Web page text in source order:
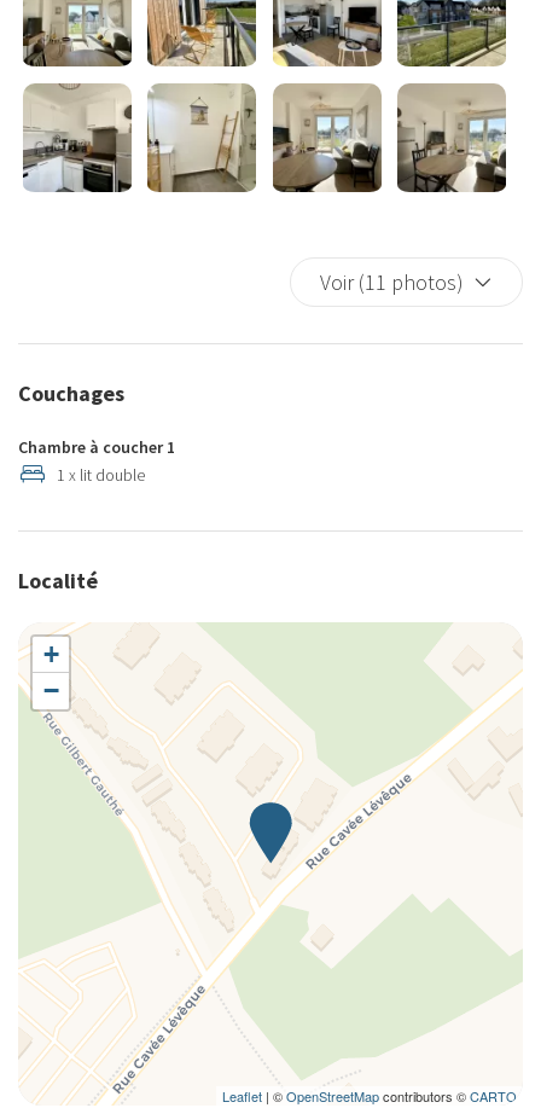
Local à vélo : Un espace sécurisé au sein de la résidence pour
ranger vos vélos.
Emplacement idéal
Situé dans un quartier paisible, cet appartement est à proximité
des commodités locales et des attractions touristiques. Que vous
souhaitiez explorer les environs à vélo ou vous détendre sur le
Réservez dès maintenant et profitez d'un séjour confortable et
sans soucis dans notre charmant appartement !
Voir (11 photos)
Couchages
Chambre à coucher 1
1 x lit double
Localité
+
−
Leaflet | ©OpenStreetMapcontributors ©CARTO